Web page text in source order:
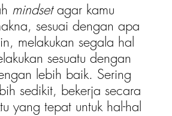
mindset agar kamu
sesuai dengan apa
melakukan segala hal
sesuatu dengan
lebih baik. Sering
sedikit, bekerja secara
yang tepat untuk hal-hal